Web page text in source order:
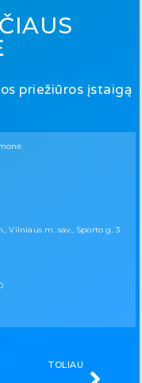
priežiūros įstaigą
Vilniaus m. sav., Sporto g. 3
TOLIAU